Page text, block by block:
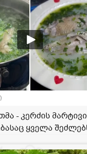
- კერძის
ყველა